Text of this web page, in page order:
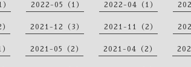
2022-05（1） 2022-04（1）
2021-12（3） 2021-11（2）
2021-05（2） 2021-04（2）